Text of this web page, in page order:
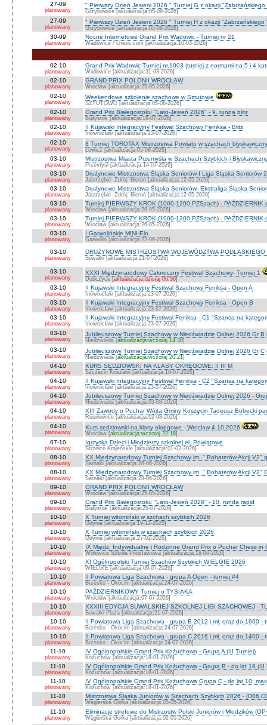
27-09
planowany
" Pierwszy Dzień Jesieni 2026 " Turniej G z okazji "Zabrzańskiego
Grzybowice [aktualizacja:05-08-2026]
27-09
planowany
" Pierwszy Dzień Jesieni 2026 " Turniej H z okazji "Zabrzańskiego
Grzybowice [aktualizacja:05-08-2026]
30-09
planowany
Nocne Internetowe Grand Prix Wadowic - Turniej nr 21
Wadowice / chess.com [aktualizacja:10-03-2026]
02-10
planowany
Grand Prix Wadowic-Turniej nr.1003 (turniej z normami na 5 i 4
Wadowice [aktualizacja:31-03-2026]
02-10
planowany
GRAND PRIX POLONII WROCŁAW
Wrocław [aktualizacja:25-05-2026]
02-10
planowany
Weekendowe szkolenie szachowe w Sztutowie
SZTUTOWO [aktualizacja:05-08-2026]
02-10
planowany
Grand Prix Białegostoku "Lato-Jesień 2026" - 9. runda blitz
Białystok [aktualizacja:18-07-2026]
02-10
planowany
II Kujawski Integracyjny Festiwal Szachowy Feniksa - Blitz
Inowrocław [aktualizacja:23-07-2026]
02-10
planowany
8 Turniej TOROTAX Mistrzostwa Powiatu w szachach
Łowicz [aktualizacja:05-08-2026]
03-10
planowany
Mistrzostwa Miasta Przemyśla w Szachach Szybkich i
Przemyśl [aktualizacja:14-07-2026]
03-10
planowany
Drużynowe Mistrzostwa Śląska Seniorów-I Liga Śląska Seniorów
Jastrzębie- Zdrój; Bieruń [aktualizacja:12-05-2026]
03-10
planowany
Drużynowe Mistrzostwa Śląska Seniorów- Ekstraliga Śląska
Jastrzębie- Zdrój; Bieruń [aktualizacja:12-05-2026]
03-10
planowany
Turniej PIERWSZY KROK (1000-1200 PZSzach) - PAŹDZIERNIK
Wrocław [aktualizacja:26-05-2026]
03-10
planowany
Turniej PIERWSZY KROK (1000-1200 PZSzach) - PAŹDZIERNIK
Wrocław [aktualizacja:26-05-2026]
03-10
planowany
I Garwolińskie MINI-Elo
Garwolin [aktualizacja:23-06-2026]
03-10
planowany
DRUŻYNOWE MISTRZOSTWA WOJEWÓDZTWA
Suwałki [aktualizacja:21-07-2026]
03-10
planowany
XXXI Międzynarodowy Całoroczny Festiwal Szachowy- Turniej 1
Dobczyce [aktualizacja:dzisiaj 06:36]
03-10
planowany
II Kujawski Integracyjny Festiwal Szachowy Feniksa - Open A
Inowrocław [aktualizacja:23-07-2026]
03-10
planowany
II Kujawski Integracyjny Festiwal Szachowy Feniksa - Open B
Inowrocław [aktualizacja:23-07-2026]
03-10
planowany
II Kujawski Integracyjny Festiwal Feniksa - C1 "Szansa na
Inowrocław [aktualizacja:23-07-2026]
03-10
planowany
Jubileuszowy Turniej Szachowy w Niedźwiadzie Dolnej 2026 Gr
Niedźwiada [aktualizacja:wczoraj 14:30]
03-10
planowany
Jubileuszowy Turniej Szachowy w Niedźwiadzie Dolnej 2026 Gr
Niedźwiada [aktualizacja:wczoraj 20:21]
04-10
planowany
KURS SĘDZIOWSKI NA KLASY OKRĘGOWE: II III M
Szczecin Koszalin [aktualizacja:18-07-2026]
04-10
planowany
II Kujawski Integracyjny Festiwal Feniksa - C2 "Szansa na
Inowrocław [aktualizacja:23-07-2026]
04-10
planowany
Jubileuszowy Turniej Szachowy w Niedźwiadzie Dolnej 2026 -
Niedżwiada [aktualizacja:03-08-2026]
04-10
planowany
XIII Zawody o Puchar Wójta Gminy Koszęcin Tadeusz Bobecki
Rusinowice [aktualizacja:02-08-2026]
04-10
planowany
Kurs sędziowski na klasy okręgowe - Wrocław 4.10.2026
Wrocław [aktualizacja:wczoraj 22:18]
07-10
planowany
Igrzyska Dzieci i Młodzierzy szkolnej el. Powiatowe
Strzelce Krajeńskie [aktualizacja:01-02-2026]
08-10
planowany
XX Międzynarodowy Turniej Szachowy im. " Bohaterów Akcji V2"
Sarnaki [aktualizacja:28-06-2026]
08-10
planowany
XX Międzynarodowy Turniej Szachowy im. " Bohaterów Akcji V2"
Sarnaki [aktualizacja:28-06-2026]
09-10
planowany
GRAND PRIX POLONII WROCŁAW
Wrocław [aktualizacja:25-05-2026]
09-10
planowany
Grand Prix Białegostoku "Lato-Jesień 2026" - 10. runda rapid
Białystok [aktualizacja:25-07-2026]
10-10
planowany
X Turniej witomiński w szchach szybkich 2026
Gdynia [aktualizacja:19-12-2025]
10-10
planowany
X Turniej witomiński w szachach szybkich 2026
Gdynia [aktualizacja:27-02-2026]
10-10
planowany
IX Międz. Indywidualne i Rodzinne Grand Prix o Puchar Chess in
Wołowice Szkoła Podstawowa [aktualizacja:18-06-2026]
10-10
planowany
XI Ogólnopolski Turniej Szachów Szybkich WIELGIE 2026
WIELGIE [aktualizacja:09-07-2026]
10-10
planowany
II Powiatowa Liga Szachowa - grupa A Open - turniej #4
Brzesko - Okocim [aktualizacja:24-07-2026]
10-10
planowany
PAŹDZIERNIKOWY Turniej o TYSIAKA
Wrocław [aktualizacja:07-07-2026]
10-10
planowany
XXXIII EDYCJA SUWALSKIEJ SZKOLNEJ LIGI SZACHOWEJ -
Suwałki Plaza [aktualizacja:21-07-2026]
10-10
planowany
II Powiatowa Liga Szachowa - grupa B 2012 i mł. oraz do 1600 -
Brzesko - Okocim [aktualizacja:24-07-2026]
10-10
planowany
II Powiatowa Liga Szachowa - grupa C 2016 i mł. oraz do 1400 -
Brzesko - Okocim [aktualizacja:24-07-2026]
11-10
planowany
IV Ogólnopolskie Grand Prix Kożuchowa - Grupa A (III Turniej)
Kożuchów [aktualizacja:18-01-2026]
11-10
planowany
IV Ogólnopolskie Grand Prix Kożuchowa - Grupa B - do lat 18 (III
Kożuchów [aktualizacja:18-01-2026]
11-10
planowany
IV Ogólnopolskie Grand Prix Kożuchowa Grupa C - do lat 10;
Kożuchów [aktualizacja:18-01-2026]
11-10
planowany
Mistrzostwa Śląska Juniorów w Szachach Szybkich 2026 - (D06
Węgierska Górka [aktualizacja:03-05-2026]
11-10
planowany
Eliminacje strefowe do Mistrzostw Polski Juniorów i Młodzików
Węgierska Górka [aktualizacja:02-05-2026]